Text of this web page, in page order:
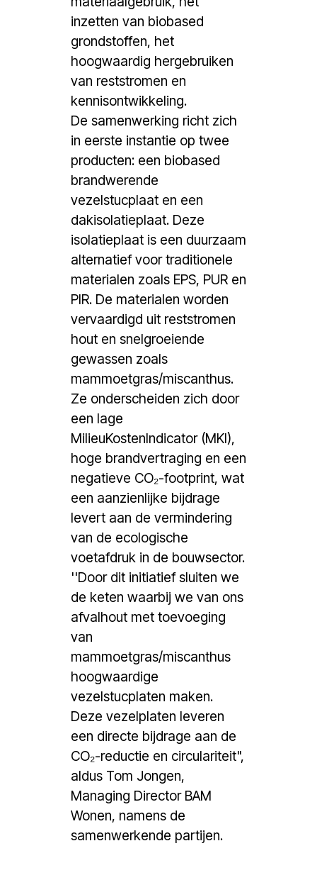
inzetten van biobased
grondstoffen, het
hoogwaardig hergebruiken
van reststromen en
kennisontwikkeling.
De samenwerking richt zich
in eerste instantie op twee
producten: een biobased
brandwerende
vezelstucplaat en een
dakisolatieplaat. Deze
isolatieplaat is een duurzaam
alternatief voor traditionele
materialen zoals EPS, PUR en
PIR. De materialen worden
vervaardigd uit reststromen
hout en snelgroeiende
gewassen zoals
mammoetgras/miscanthus.
Ze onderscheiden zich door
een lage
MilieuKostenIndicator (MKI),
hoge brandvertraging en een
negatieve CO₂-footprint, wat
een aanzienlijke bijdrage
levert aan de vermindering
van de ecologische
voetafdruk in de bouwsector.
''Door dit initiatief sluiten we
de keten waarbij we van ons
afvalhout met toevoeging
van
mammoetgras/miscanthus
hoogwaardige
vezelstucplaten maken.
Deze vezelplaten leveren
een directe bijdrage aan de
CO₂-reductie en circulariteit",
aldus Tom Jongen,
Managing Director BAM
Wonen, namens de
samenwerkende partijen.